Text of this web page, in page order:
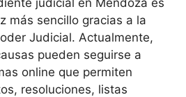
más sencillo gracias a la
Judicial. Actualmente,
pueden seguirse a
online que permiten
resoluciones, listas